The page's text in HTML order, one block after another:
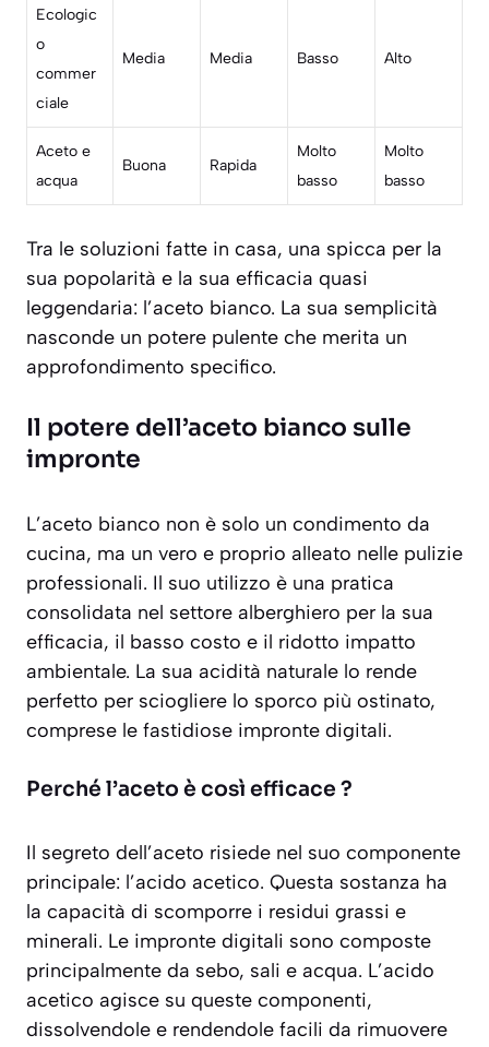
Ecologic
o
commer
ciale
Media Media Basso Alto
Aceto e
acqua
Buona Rapida
Molto
basso
Molto
basso
Tra le soluzioni fatte in casa, una spicca per la
sua popolarità e la sua efficacia quasi
leggendaria: l’aceto bianco. La sua semplicità
nasconde un potere pulente che merita un
approfondimento specifico.
Il potere dell’aceto bianco sulle
impronte
L’aceto bianco non è solo un condimento da
cucina, ma un vero e proprio alleato nelle pulizie
professionali. Il suo utilizzo è una pratica
consolidata nel settore alberghiero per la sua
efficacia, il basso costo e il ridotto impatto
ambientale. La sua acidità naturale lo rende
perfetto per sciogliere lo sporco più ostinato,
comprese le fastidiose impronte digitali.
Perché l’aceto è così efficace ?
Il segreto dell’aceto risiede nel suo componente
principale: l’acido acetico. Questa sostanza ha
la capacità di scomporre i residui grassi e
minerali. Le impronte digitali sono composte
principalmente da sebo, sali e acqua. L’acido
acetico agisce su queste componenti,
dissolvendole e rendendole facili da rimuovere